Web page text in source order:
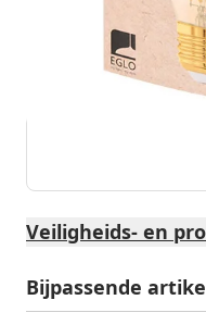
Veiligheids- en
Bijpassende